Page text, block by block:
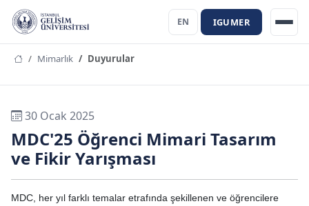
EN IGUMER
Mimarlık Duyurular
30 Ocak 2025
MDC'25 Öğrenci Mimari Tasarım
ve Fikir Yarışması
MDC, her yıl farklı temalar etrafında şekillenen ve öğrencilere